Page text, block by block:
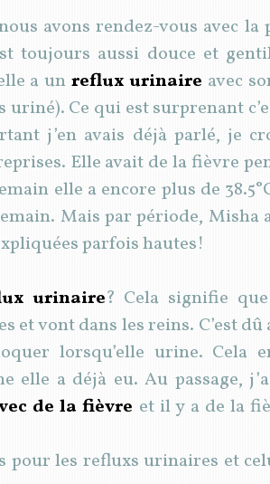
avons rendez-vous avec
toujours aussi douce et
a unreflux urinaire avec
uriné). Ce qui est surprenant
j’en avais déjà parlé, je
Elle avait de la fièvre
elle a encore plus de
Mais par période,
parfois hautes!
urinaire? Cela signifie
et vont dans les reins. C’est
lorsqu’elle urine. Cela
elle a déjà eu. Au passage,
de la fièvre et il y a de la
pour les refluxs urinaires et